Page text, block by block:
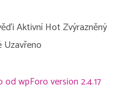
AktivníHotZvýrazněný
Uzavřeno
wpForo version 2.4.17